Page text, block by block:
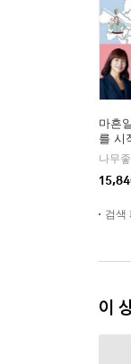
마흔
를 시
나무
검색
이